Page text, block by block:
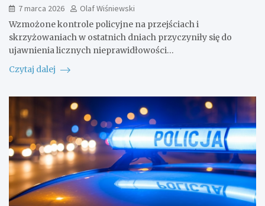
7 marca 2026
Olaf Wiśniewski
Wzmożone kontrole policyjne na przejściach i
skrzyżowaniach w ostatnich dniach przyczyniły się do
ujawnienia licznych nieprawidłowości…
Czytaj dalej